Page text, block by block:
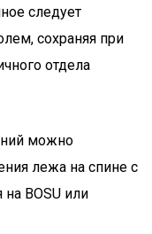
следует
сохраняя при
отдела
можно
лежа на спине с
BOSU или